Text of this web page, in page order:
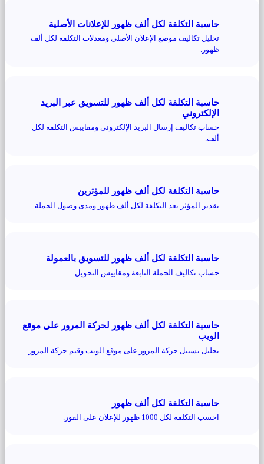
حاسبة التكلفة لكل ألف ظهور للإعلانات الأصلية
تحليل تكاليف موضع الإعلان الأصلي ومعدلات التكلفة لكل ألف
ظهور.
حاسبة التكلفة لكل ألف ظهور للتسويق عبر البريد
الإلكتروني
حساب تكاليف إرسال البريد الإلكتروني ومقاييس التكلفة لكل
ألف.
حاسبة التكلفة لكل ألف ظهور للمؤثرين
تقدير المؤثر بعد التكلفة لكل ألف ظهور ومدى وصول الحملة.
حاسبة التكلفة لكل ألف ظهور للتسويق بالعمولة
حساب تكاليف الحملة التابعة ومقاييس التحويل.
حاسبة التكلفة لكل ألف ظهور لحركة المرور على موقع
الويب
تحليل تسييل حركة المرور على موقع الويب وقيم حركة المرور.
حاسبة التكلفة لكل ألف ظهور
احسب التكلفة لكل 1000 ظهور للإعلان على الفور.